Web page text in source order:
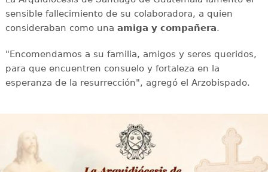
sensible fallecimiento de su colaboradora, a quien
consideraban como una amiga y compañera.
"Encomendamos a su familia, amigos y seres queridos,
para que encuentren consuelo y fortaleza en la
esperanza de la resurrección", agregó el Arzobispado.